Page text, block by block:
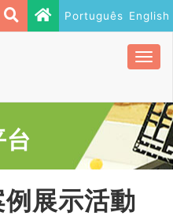
English
Português
台
展示活動